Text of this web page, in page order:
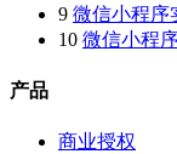
9 微信小程序
10 微信小程
产品
商业授权